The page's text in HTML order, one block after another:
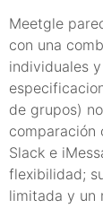
Meetgle
con una
individuales
de grupos)
comparación
Slack e
flexibilidad;
limitada y un